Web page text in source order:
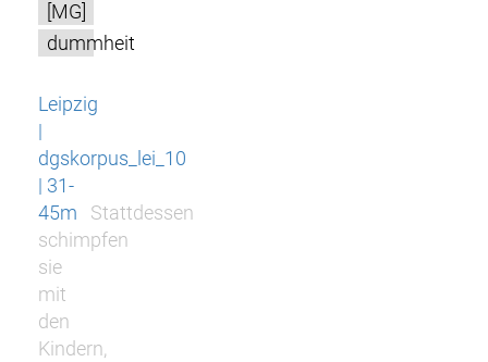
[MG]
dummheit
Leipzig
|
dgskorpus_lei_10
| 31-
45m
Stattdessen
schimpfen
sie
mit
den
Kindern,